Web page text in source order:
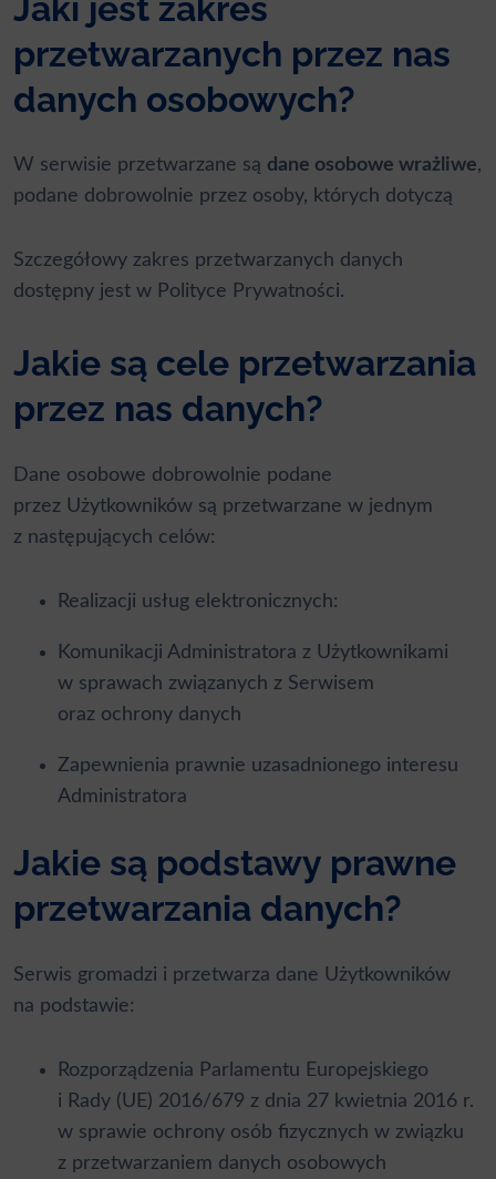
przetwarzanych przez nas
danych osobowych?
W serwisie przetwarzane są dane osobowe wrażliwe,
podane dobrowolnie przez osoby, których dotyczą
Szczegółowy zakres przetwarzanych danych
dostępny jest w Polityce Prywatności.
Jakie są cele przetwarzania
przez nas danych?
Dane osobowe dobrowolnie podane
przez Użytkowników są przetwarzane w jednym
z następujących celów:
Realizacji usług elektronicznych:
Komunikacji Administratora z Użytkownikami
w sprawach związanych z Serwisem
oraz ochrony danych
Zapewnienia prawnie uzasadnionego interesu
Administratora
Jakie są podstawy prawne
przetwarzania danych?
Serwis gromadzi i przetwarza dane Użytkowników
na podstawie:
Rozporządzenia Parlamentu Europejskiego
i Rady (UE) 2016/679 z dnia 27 kwietnia 2016 r.
w sprawie ochrony osób fizycznych w związku
z przetwarzaniem danych osobowych